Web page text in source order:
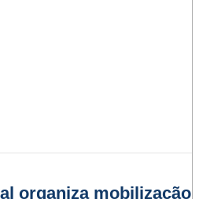
organiza mobilização